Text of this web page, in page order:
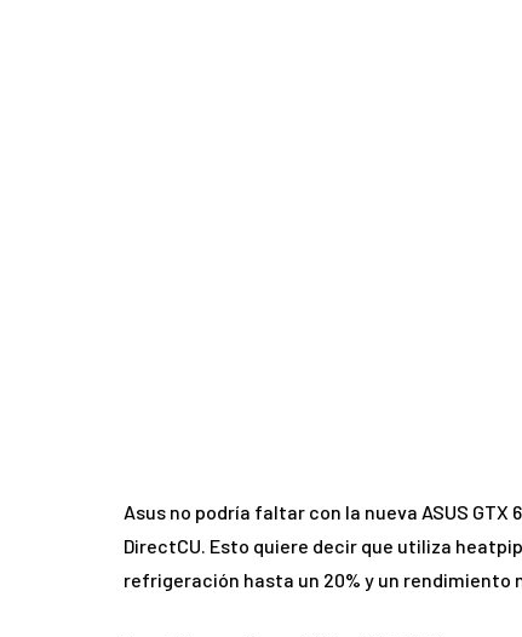
Asus no podría faltar con la nueva ASUS
DirectCU. Esto quiere decir que utiliza
refrigeración hasta un 20% y un rendimiento